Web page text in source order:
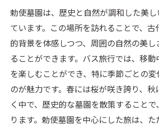
勅使墓園は、歴史と自然が調和した美
ています。この場所を訪れることで、古
的背景を体感しつつ、周囲の自然の美
ることができます。バス旅行では、移
を楽しむことができ、特に季節ごとの
のが魅力です。春には桜が咲き誇り、秋
く中で、歴史的な墓園を散策すること
ります。勅使墓園を中心にした旅は、